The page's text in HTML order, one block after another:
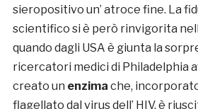
sieropositivo un’ atroce fine. La
scientifico si è però rinvigorita
quando dagli USA è giunta la
ricercatori medici di Philadelphia
creato un enzima che,
flagellato dal virus dell’ HIV, è